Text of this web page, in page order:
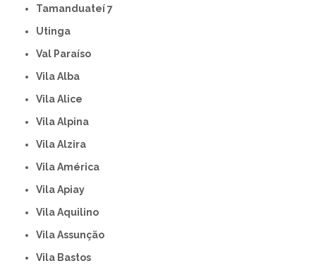
Tamanduateí 7
Utinga
Val Paraíso
Vila Alba
Vila Alice
Vila Alpina
Vila Alzira
Vila América
Vila Apiay
Vila Aquilino
Vila Assunção
Vila Bastos